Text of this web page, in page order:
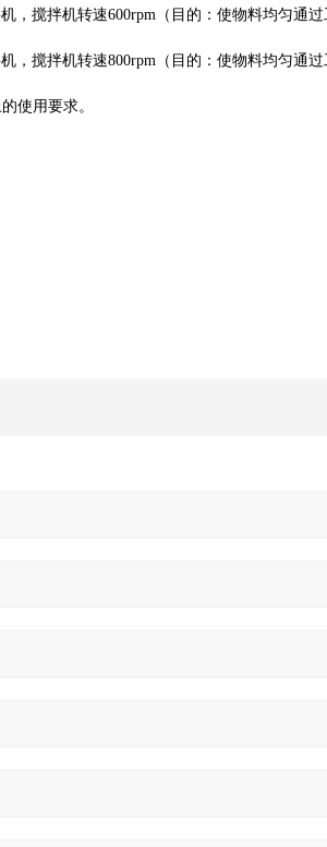
，搅拌机转速600rpm（目的：使物料均匀通
，搅拌机转速800rpm（目的：使物料均匀通
使用要求。